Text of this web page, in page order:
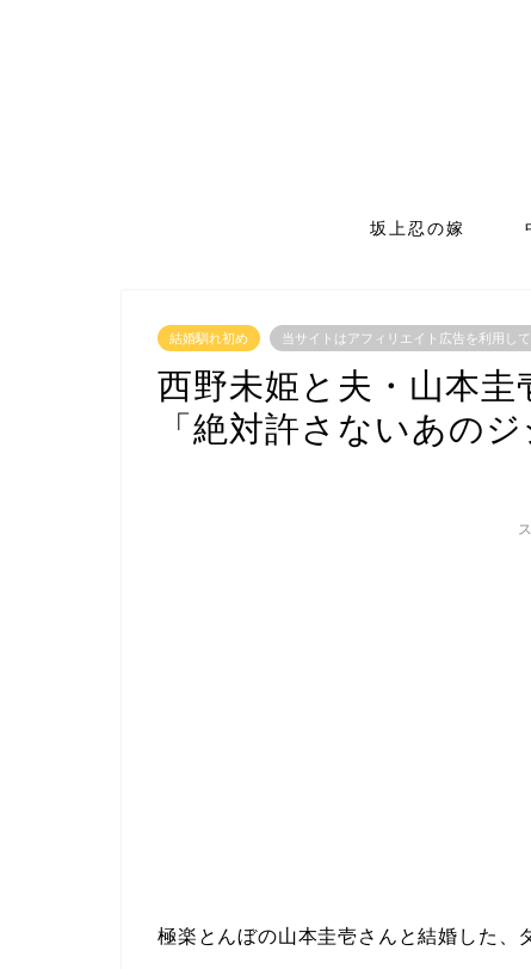
坂上忍の嫁
結婚馴れ初め 当サイトはアフィリエイト広告を利用して
西野未姫と夫・山本圭
「絶対許さないあのジ
極楽とんぼの山本圭壱さんと結婚した、